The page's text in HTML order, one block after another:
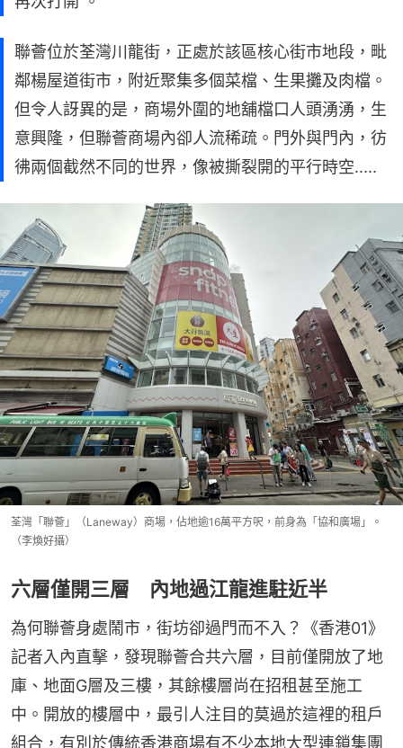
聯薈位於荃灣川龍街，正處於該區核心街市地段，毗
鄰楊屋道街市，附近聚集多個菜檔、生果攤及肉檔。
但令人訝異的是，商場外圍的地舖檔口人頭湧湧，生
意興隆，但聯薈商場內卻人流稀疏。門外與門內，彷
彿兩個截然不同的世界，像被撕裂開的平行時空.....
荃灣「聯薈」（Laneway）商場，佔地逾16萬平方呎，前身為「協和廣場」。
（李煥好攝）
六層僅開三層 內地過江龍進駐近半
為何聯薈身處鬧市，街坊卻過門而不入？《香港01》
記者入內直擊，發現聯薈合共六層，目前僅開放了地
庫、地面G層及三樓，其餘樓層尚在招租甚至施工
中。開放的樓層中，最引人注目的莫過於這裡的租戶
組合，有別於傳統香港商場有不少本地大型連鎖集團